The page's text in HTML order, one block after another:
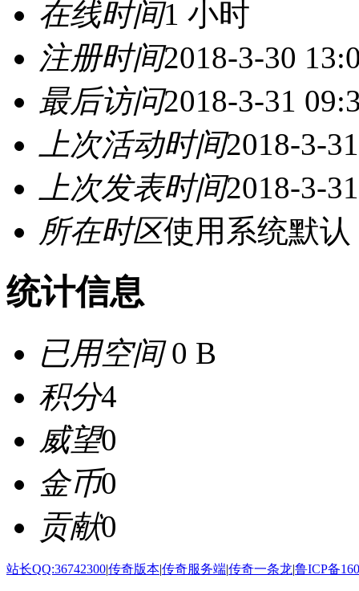
在线时间1 小时
注册时间2018-3-30
最后访问2018-3-31
上次活动时间2018-3-
上次发表时间2018-3-
所在时区使用系统默认
统计信息
已用空间0 B
积分4
威望0
金币0
贡献0
站长QQ:36742300|传奇版本|传奇服务端|传奇一条龙|鲁ICP备